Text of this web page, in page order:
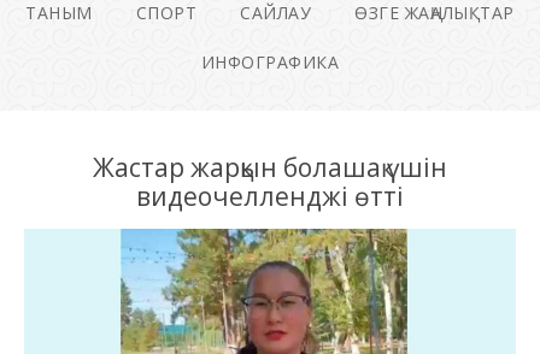
ТАНЫМ СПОРТ САЙЛАУ ӨЗГЕ ЖАҢАЛЫҚТАР
ИНФОГРАФИКА
Жастар жарқын болашақ үшін
видеочелленджі өтті